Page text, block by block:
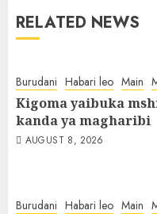
RELATED NEWS
Burudani Habari leo Main
Kigoma yaibuka
kanda ya magharibi
AUGUST 8, 2026
Burudani Habari leo Main